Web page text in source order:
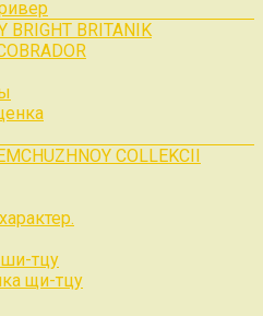
BRIGHT BRITANIK
COLLEKCII
тцу
щи-тцу